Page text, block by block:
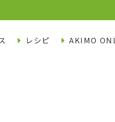
レシピ AKIMO